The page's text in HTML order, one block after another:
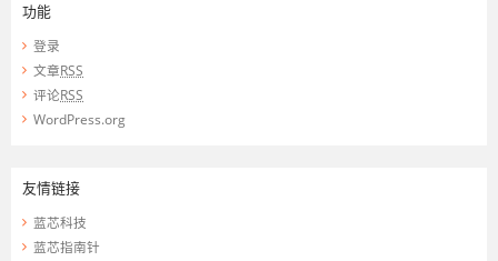
功能
登录
文章RSS
评论RSS
WordPress.org
友情链接
蓝芯科技
蓝芯指南针